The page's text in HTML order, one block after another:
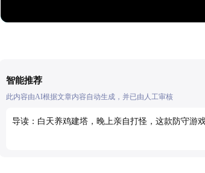
智能推荐
此内容由AI根据文章内容自动生成，并已由人工审核
导读：白天养鸡建塔，晚上亲自打怪，这款防守游